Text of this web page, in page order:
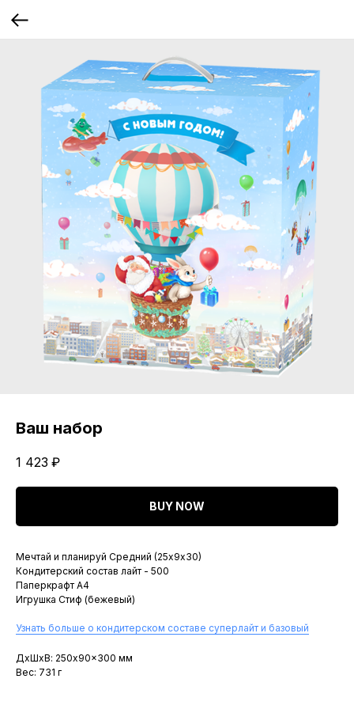
Ваш набор
1 423 ₽
BUY NOW
Мечтай и планируй Средний (25х9х30)
Кондитерский состав лайт - 500
Паперкрафт A4
Игрушка Стиф (бежевый)
Узнать больше о кондитерском составе суперлайт и базовый
ДxШxВ: 250x90x300 мм
Вес: 731 г